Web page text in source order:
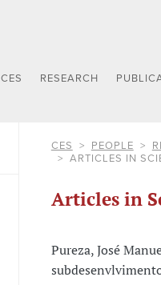
CES RESEARCH
CES PEOPLE
ARTICLES IN
Articles in
Pureza, José